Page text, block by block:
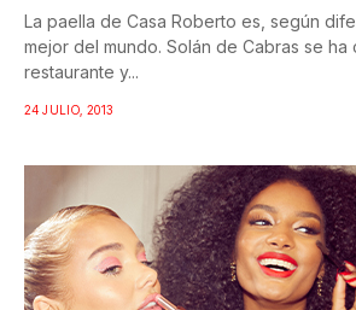
La paella de Casa Roberto es, según
mejor del mundo. Solán de Cabras se ha
restaurante y...
24 JULIO, 2013